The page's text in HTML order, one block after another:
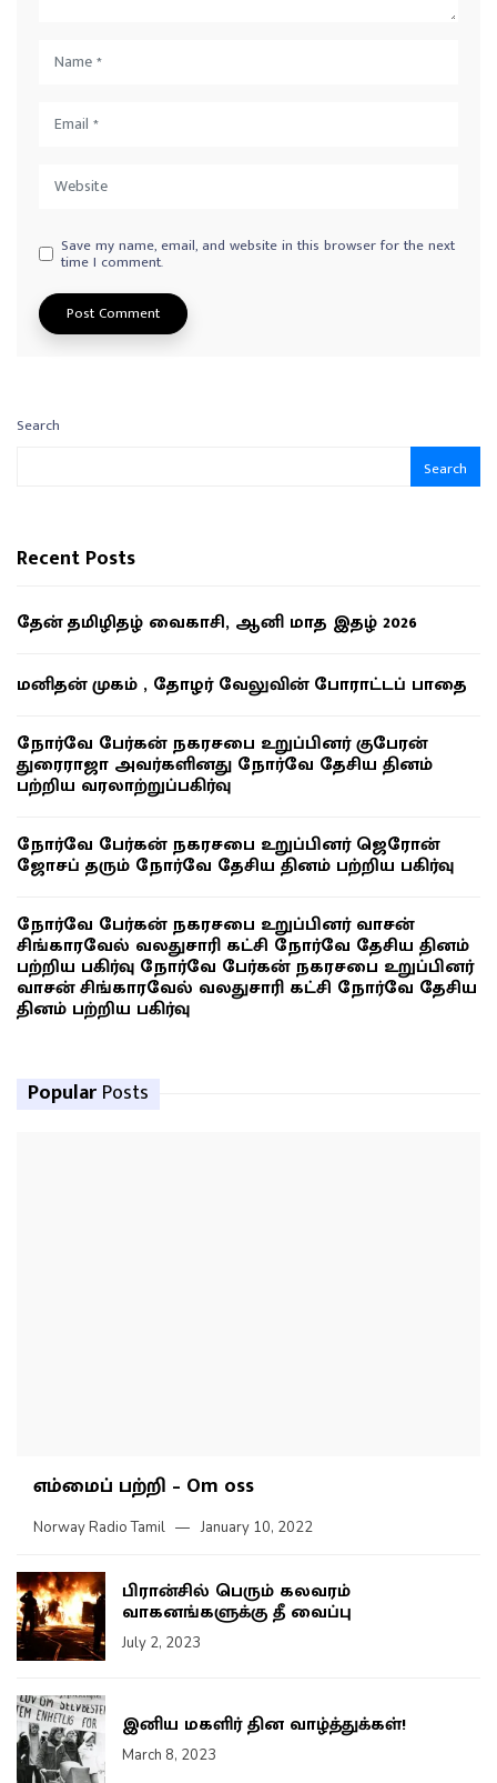
Save my name, email, and website in this browser for the next
time I comment.
Search
Search
Recent Posts
தேன் தமிழிதழ் வைகாசி, ஆனி மாத இதழ் 2026
மனிதன் முகம் , தோழர் வேலுவின் போராட்டப் பாதை
நோர்வே பேர்கன் நகரசபை உறுப்பினர் குபேரன்
துரைராஜா அவர்களினது நோர்வே தேசிய தினம்
பற்றிய வரலாற்றுப்பகிர்வு
நோர்வே பேர்கன் நகரசபை உறுப்பினர் ஜெரோன்
ஜோசப் தரும் நோர்வே தேசிய தினம் பற்றிய பகிர்வு
நோர்வே பேர்கன் நகரசபை உறுப்பினர் வாசன்
சிங்காரவேல் வலதுசாரி கட்சி நோர்வே தேசிய தினம்
பற்றிய பகிர்வு நோர்வே பேர்கன் நகரசபை உறுப்பினர்
வாசன் சிங்காரவேல் வலதுசாரி கட்சி நோர்வே தேசிய
தினம் பற்றிய பகிர்வு
Popular Posts
எம்மைப் பற்றி – Om oss
Norway Radio Tamil January 10, 2022
பிரான்சில் பெரும் கலவரம்
வாகனங்களுக்கு தீ வைப்பு
July 2, 2023
இனிய மகளிர் தின வாழ்த்துக்கள்!
March 8, 2023